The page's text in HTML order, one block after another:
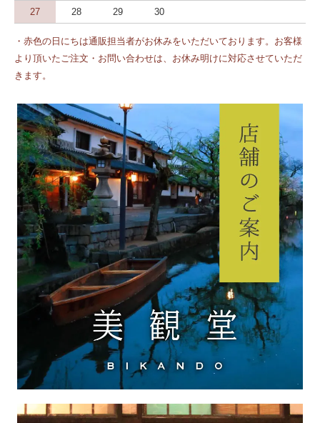
27 28 29 30
・赤色の日にちは通販担当者がお休みをいただいております。お客様
より頂いたご注文・お問い合わせは、お休み明けに対応させていただ
きます。